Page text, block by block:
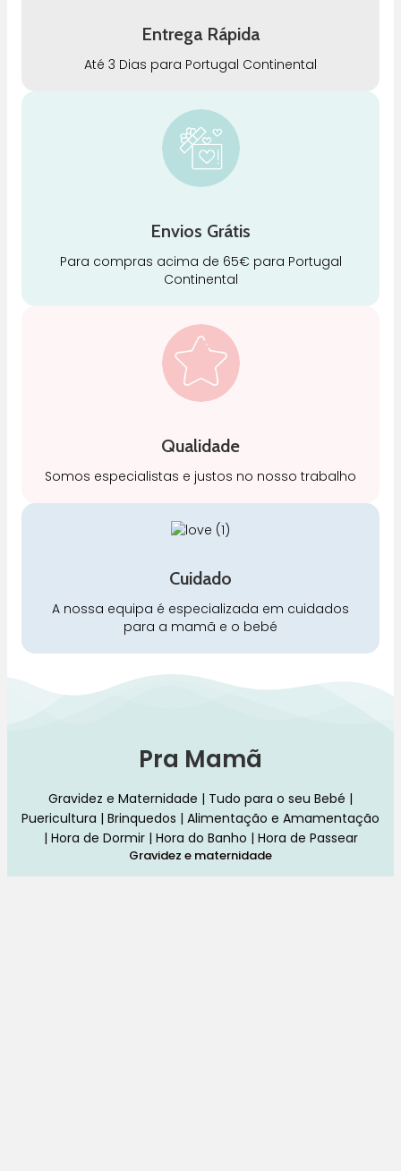
Entrega Rápida
Até 3 Dias para Portugal Continental
Envios Grátis
Para compras acima de 65€ para Portugal
Continental
Qualidade
Somos especialistas e justos no nosso trabalho
Cuidado
A nossa equipa é especializada em cuidados
para a mamã e o bebé
Pra Mamã
Gravidez e Maternidade | Tudo para o seu Bebé |
Puericultura | Brinquedos | Alimentação e Amamentação
| Hora de Dormir | Hora do Banho | Hora de Passear
Gravidez e maternidade